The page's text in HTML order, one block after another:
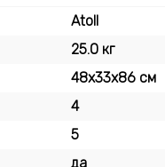
Atoll
25.0 кг
48х33х86 см
4
5
да